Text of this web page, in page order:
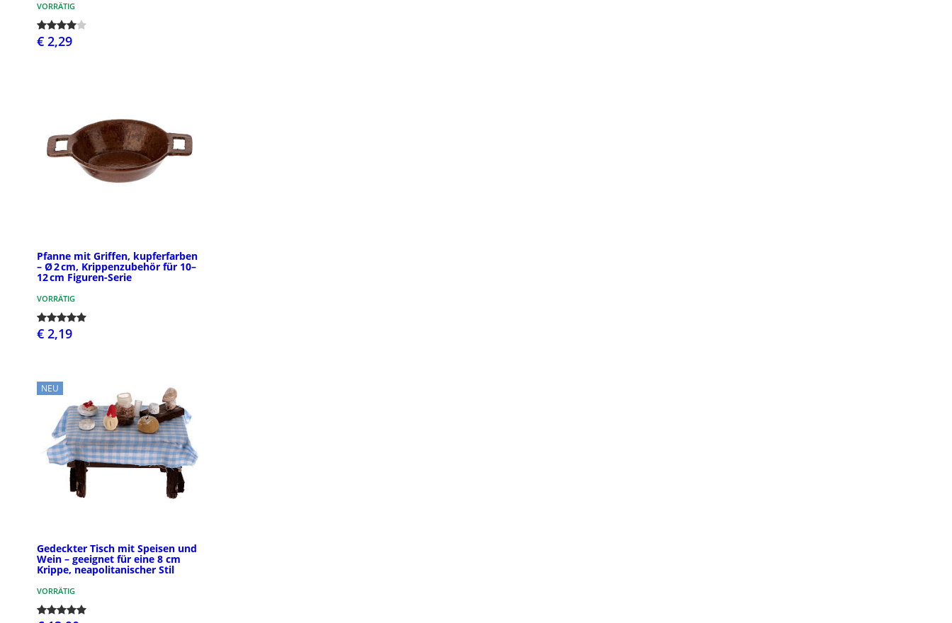
VORRÄTIG
€ 2,29
Pfanne mit Griffen, kupferfarben
– Ø 2 cm, Krippenzubehör für 10–
12 cm Figuren-Serie
VORRÄTIG
€ 2,19
NEU
Gedeckter Tisch mit Speisen und
Wein – geeignet für eine 8 cm
Krippe, neapolitanischer Stil
VORRÄTIG